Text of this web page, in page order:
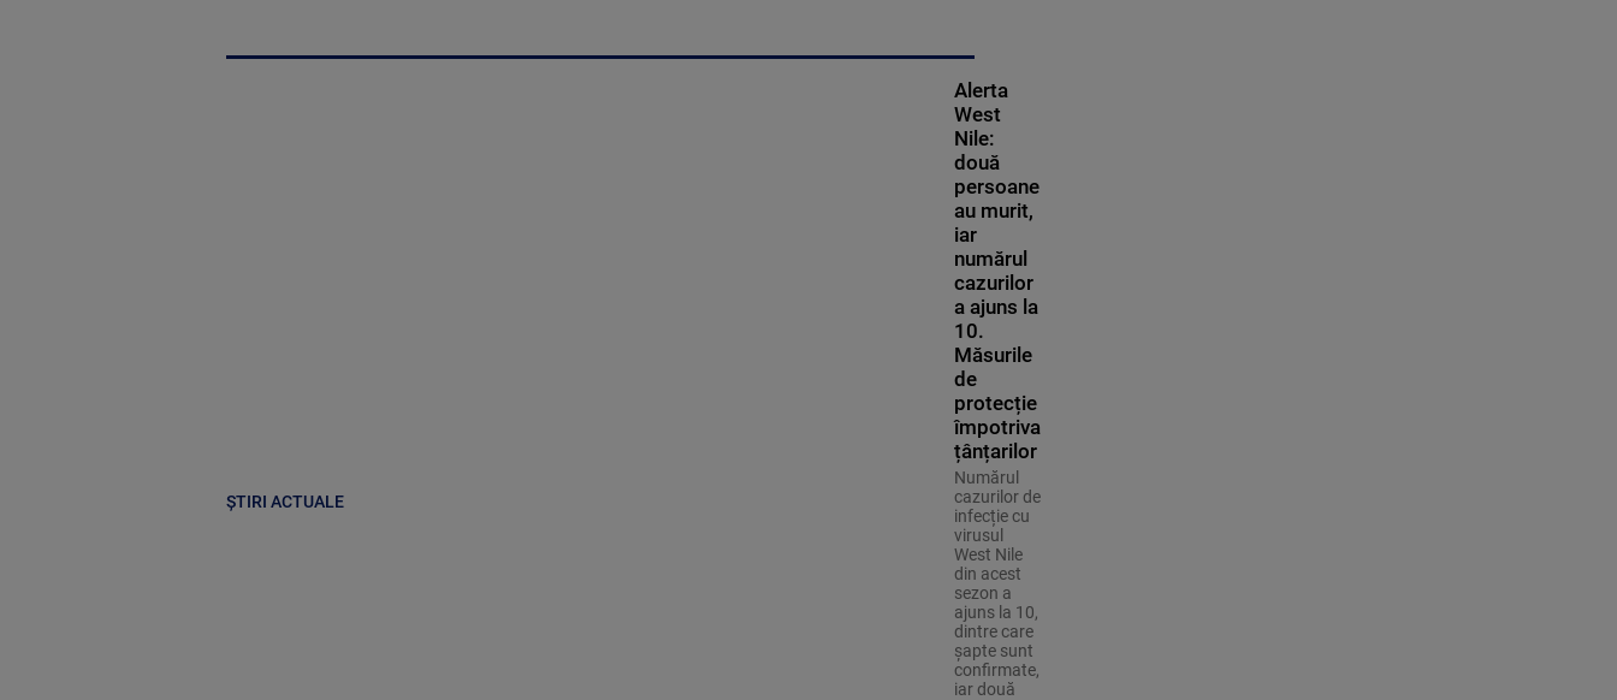
ȘTIRI ACTUALE
Alerta
West
Nile:
două
persoane
au murit,
iar
numărul
cazurilor
a ajuns la
10.
Măsurile
de
protecție
împotriva
țânțarilor
Numărul
cazurilor de
infecție cu
virusul
West Nile
din acest
sezon a
ajuns la 10,
dintre care
șapte sunt
confirmate,
iar două